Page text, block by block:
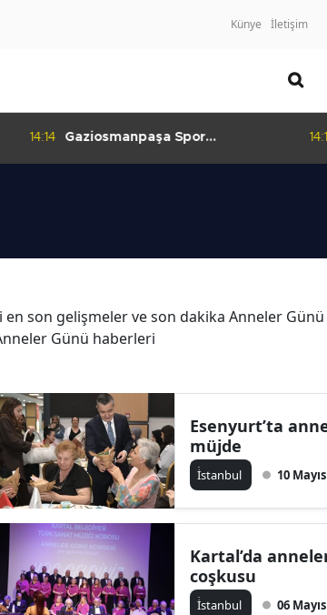
Künye İletişim
14:14
Gaziosmanpaşa Spor
en son gelişmeler ve son dakika Anneler
Günü haberleri
Esenyurt’ta
müjde
İ̇stanbul 10
Kartal’da
coşkusu
İ̇stanbul 06